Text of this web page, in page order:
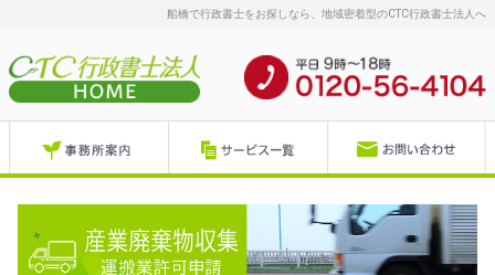
船橋で行政書士をお探しなら、地域密着型のCTC行政書士法人へ